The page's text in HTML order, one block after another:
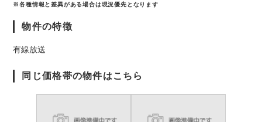
※各種情報と差異がある場合は現況優先となります
物件の特徴
有線放送
同じ価格帯の物件はこちら